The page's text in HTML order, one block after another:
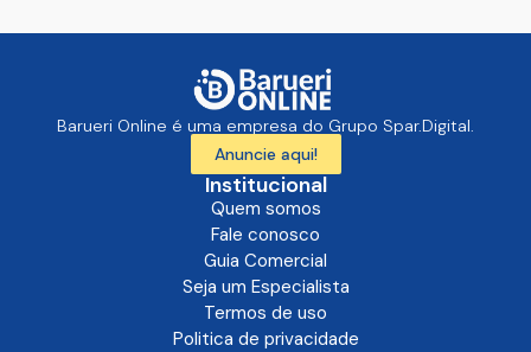
Barueri Online é uma empresa do Grupo Spar.Digital.
Anuncie aqui!
Institucional
Quem somos
Fale conosco
Guia Comercial
Seja um Especialista
Termos de uso
Politica de privacidade